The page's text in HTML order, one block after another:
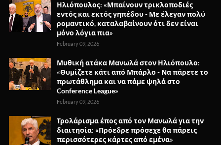
Ηλιόπουλος: «Μπαίνουν τρικλοποδιές
εντός και εκτός γηπέδου - Με έλεγαν πολύ
ρομαντικό, καταλαβαίνουν ότι δεν είναι
μόνο λόγια πια»
February 09, 2026
Μυθική ατάκα Μανωλά στον Ηλιόπουλο:
«Θυμίζετε κάτι από Μπάρλο - Να πάρετε το
πρωτάθλημα και να πάμε ψηλά στο
Conference League»
February 09, 2026
Τρολάρισμα έπος από τον Μανωλά για την
διαιτησία: «Πρόεδρε πρόσεχε θα πάρεις
περισσότερες κάρτες από εμένα»